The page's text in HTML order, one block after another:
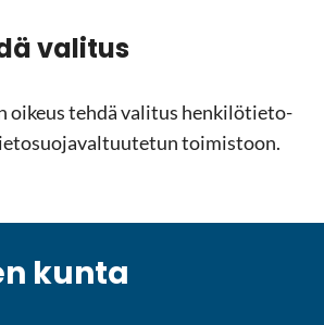
va­li­tus
oi­keus tehdä va­li­tus hen­ki­lö­tie­to­
toi­mis­toon.
kunta